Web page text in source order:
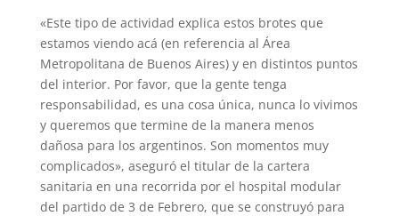
«Este tipo de actividad explica estos brotes que
estamos viendo acá (en referencia al Área
Metropolitana de Buenos Aires) y en distintos puntos
del interior. Por favor, que la gente tenga
responsabilidad, es una cosa única, nunca lo vivimos
y queremos que termine de la manera menos
dañosa para los argentinos. Son momentos muy
complicados», aseguró el titular de la cartera
sanitaria en una recorrida por el hospital modular
del partido de 3 de Febrero, que se construyó para